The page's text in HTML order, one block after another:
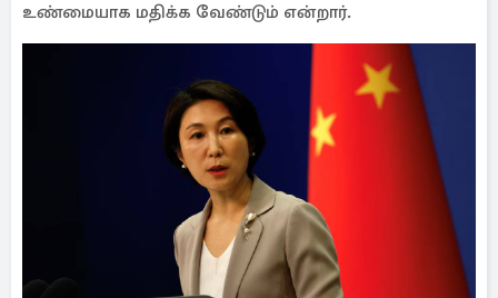
உண்மையாக மதிக்க வேண்டும் என்றார்.